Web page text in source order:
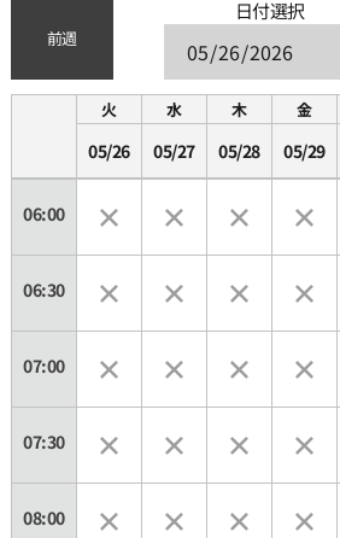
前週
日付選択
火
05/26
水
05/27
木
05/28
金
05/29
06:00
06:30
07:00
07:30
08:00